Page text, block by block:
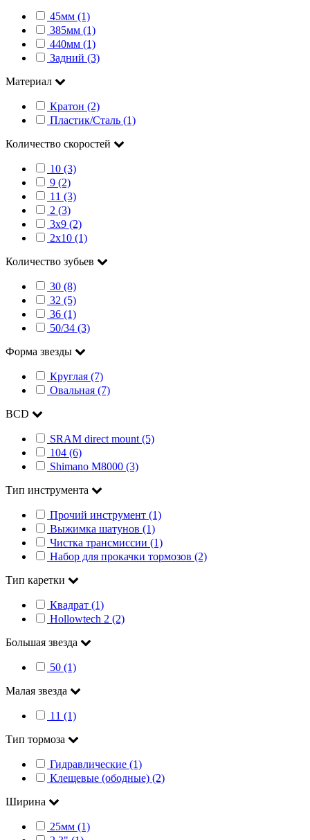
45мм (1)
385мм (1)
440мм (1)
Задний (3)
Материал
Кратон (2)
Пластик/Сталь (1)
Количество скоростей
10 (3)
9 (2)
11 (3)
2 (3)
3x9 (2)
2x10 (1)
Количество зубьев
30 (8)
32 (5)
36 (1)
50/34 (3)
Форма звезды
Круглая (7)
Овальная (7)
BCD
SRAM direct mount (5)
104 (6)
Shimano M8000 (3)
Тип инструмента
Прочий инструмент (1)
Выжимка шатунов (1)
Чистка трансмиссии (1)
Набор для прокачки тормозов (2)
Тип каретки
Квадрат (1)
Hollowtech 2 (2)
Большая звезда
50 (1)
Малая звезда
11 (1)
Тип тормоза
Гидравлические (1)
Клещевые (ободные) (2)
Ширина
25мм (1)